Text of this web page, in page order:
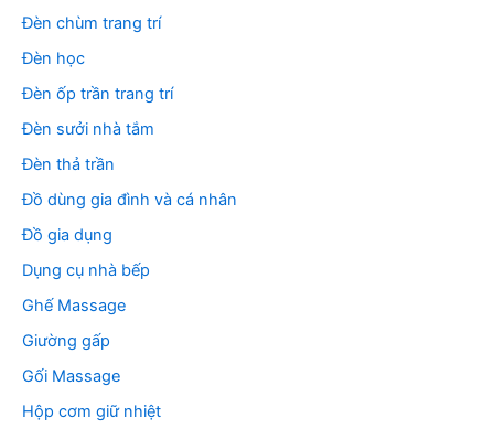
Đèn chùm trang trí
Đèn học
Đèn ốp trần trang trí
Đèn sưởi nhà tắm
Đèn thả trần
Đồ dùng gia đình và cá nhân
Đồ gia dụng
Dụng cụ nhà bếp
Ghế Massage
Giường gấp
Gối Massage
Hộp cơm giữ nhiệt